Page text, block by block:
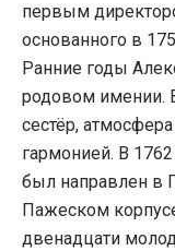
первым
основанного в
Ранние годы
родовом имении.
сестёр,
гармонией. В
был направлен в
Пажеском
двенадцати